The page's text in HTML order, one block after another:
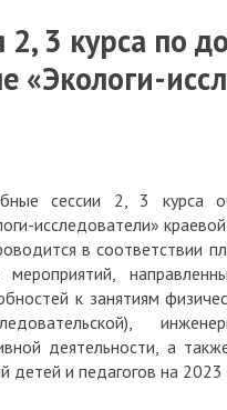
3 курса по
сессии 2, 3 курса
исследователи»
в соответствии
к занятиям
деятельности, а
детей и педагогов на